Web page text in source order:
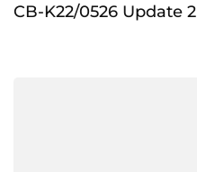
CB-K22/0526 Update 2